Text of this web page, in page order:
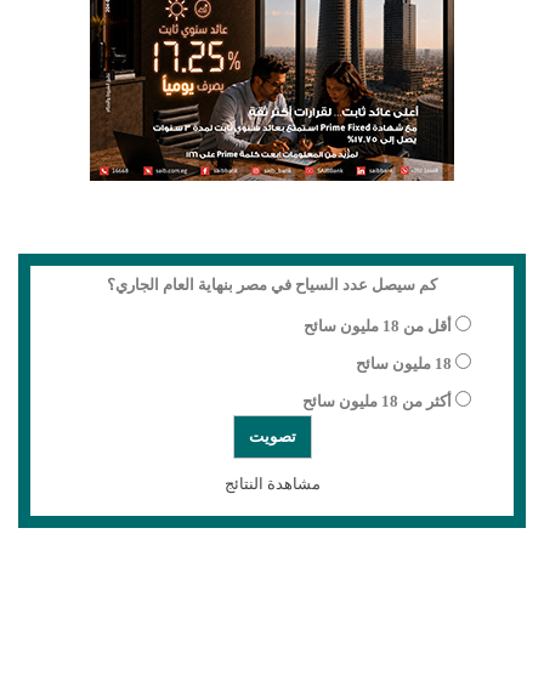
كم سيصل عدد السياح في مصر بنهاية العام الجاري؟
أقل من 18 مليون سائح
18 مليون سائح
أكثر من 18 مليون سائح
مشاهدة النتائج